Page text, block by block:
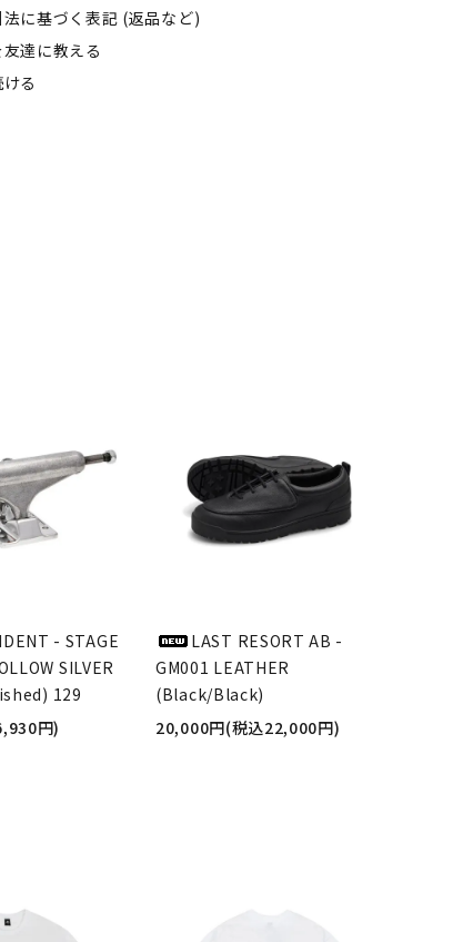
に基づく表記 (返品など)
達に教える
る
- STAGE
SILVER
129
円)
LAST RESORT AB -
GM001 LEATHER
(Black/Black)
20,000円(税込22,000円)